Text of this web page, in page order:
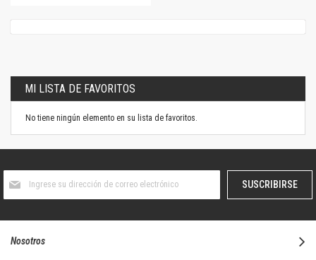
MI LISTA DE FAVORITOS
No tiene ningún elemento en su lista de favoritos.
boletín
SUSCRIBIRSE
Nosotros